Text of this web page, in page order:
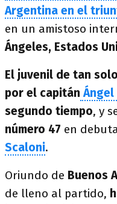
Argentina en el
en un amistoso
Ángeles, Estados
El juvenil de tan
por el capitán Ángel
segundo tiempo, y
número 47 en
Scaloni.
Oriundo de Buenos
de lleno al partido,